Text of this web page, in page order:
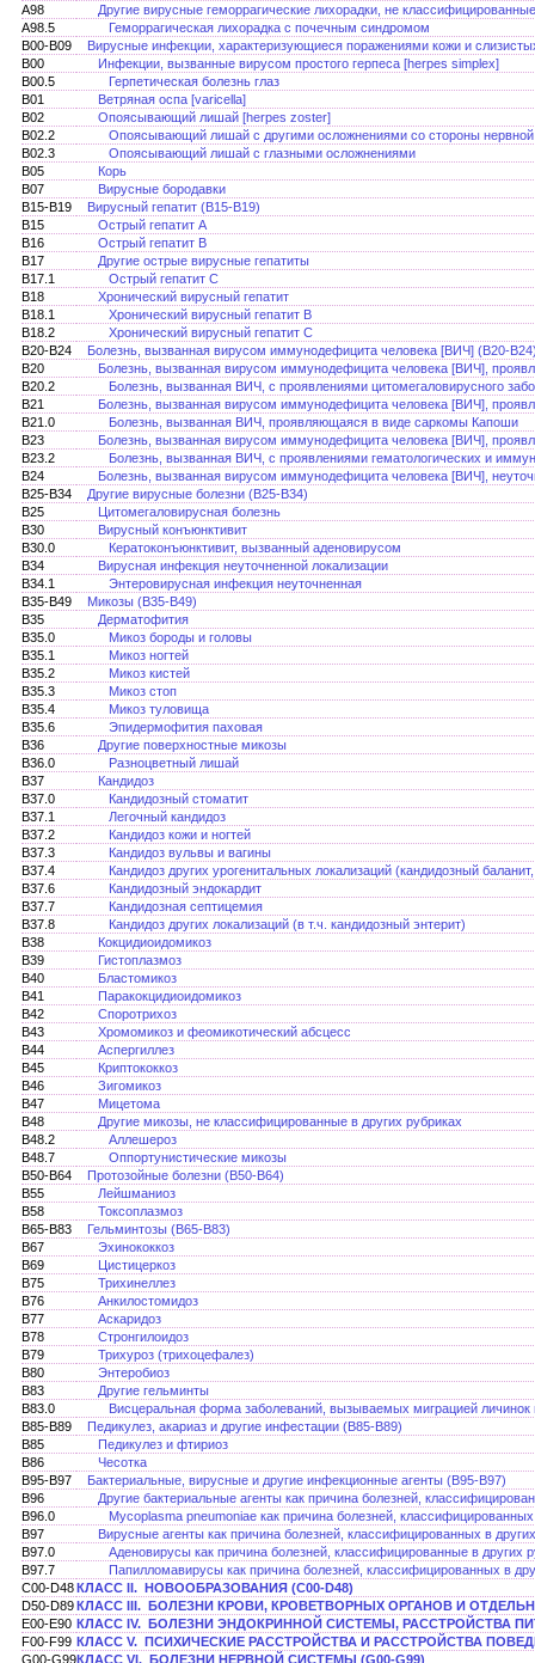
A98
Другие вирусные геморрагические лихорадки, не
A98.5
Геморрагическая лихорадка с почечным синдромом
B00-B09
Вирусные инфекции, характеризующиеся поражениями кожи и
B00
Инфекции, вызванные вирусом простого герпеса [herpes simplex]
B00.5
Герпетическая болезнь глаз
B01
Ветряная оспа [varicella]
B02
Опоясывающий лишай [herpes zoster]
B02.2
Опоясывающий лишай с другими осложнениями со стороны
B02.3
Опоясывающий лишай с глазными осложнениями
B05
Корь
B07
Вирусные бородавки
B15-B19
Вирусный гепатит (В15-В19)
B15
Острый гепатит А
B16
Острый гепатит В
B17
Другие острые вирусные гепатиты
B17.1
Острый гепатит С
B18
Хронический вирусный гепатит
B18.1
Хронический вирусный гепатит В
B18.2
Хронический вирусный гепатит С
B20-B24
Болезнь, вызванная вирусом иммунодефицита человека [ВИЧ] (B20-
B20
Болезнь, вызванная вирусом иммунодефицита человека [ВИЧ],
B20.2
Болезнь, вызванная ВИЧ, с проявлениями цитомегаловирусного
B21
Болезнь, вызванная вирусом иммунодефицита человека [ВИЧ],
B21.0
Болезнь, вызванная ВИЧ, проявляющаяся в виде саркомы Капоши
B23
Болезнь, вызванная вирусом иммунодефицита человека [ВИЧ],
B23.2
Болезнь, вызванная ВИЧ, с проявлениями гематологических и
B24
Болезнь, вызванная вирусом иммунодефицита человека [ВИЧ],
B25-B34
Другие вирусные болезни (В25-В34)
B25
Цитомегаловирусная болезнь
B30
Вирусный конъюнктивит
B30.0
Кератоконъюнктивит, вызванный аденовирусом
B34
Вирусная инфекция неуточненной локализации
B34.1
Энтеровирусная инфекция неуточненная
B35-B49
Микозы (В35-В49)
B35
Дерматофития
B35.0
Микоз бороды и головы
B35.1
Микоз ногтей
B35.2
Микоз кистей
B35.3
Микоз стоп
B35.4
Микоз туловища
B35.6
Эпидермофития паховая
B36
Другие поверхностные микозы
B36.0
Разноцветный лишай
B37
Кандидоз
B37.0
Кандидозный стоматит
B37.1
Легочный кандидоз
B37.2
Кандидоз кожи и ногтей
B37.3
Кандидоз вульвы и вагины
B37.4
Кандидоз других урогенитальных локализаций (кандидозный
B37.6
Кандидозный эндокардит
B37.7
Кандидозная септицемия
B37.8
Кандидоз других локализаций (в т.ч. кандидозный энтерит)
B38
Кокцидиоидомикоз
B39
Гистоплазмоз
B40
Бластомикоз
B41
Паракокцидиоидомикоз
B42
Споротрихоз
B43
Хромомикоз и феомикотический абсцесс
B44
Аспергиллез
B45
Криптококкоз
B46
Зигомикоз
B47
Мицетома
B48
Другие микозы, не классифицированные в других рубриках
B48.2
Аллешероз
B48.7
Оппортунистические микозы
B50-B64
Протозойные болезни (В50-В64)
B55
Лейшманиоз
B58
Токсоплазмоз
B65-B83
Гельминтозы (B65-B83)
B67
Эхинококкоз
B69
Цистицеркоз
B75
Трихинеллез
B76
Анкилостомидоз
B77
Аскаридоз
B78
Стронгилоидоз
B79
Трихуроз (трихоцефалез)
B80
Энтеробиоз
B83
Другие гельминты
B83.0
Висцеральная форма заболеваний, вызываемых миграцией личинок
B85-B89
Педикулез, акариаз и другие инфестации (B85-B89)
B85
Педикулез и фтириоз
B86
Чесотка
B95-B97
Бактериальные, вирусные и другие инфекционные агенты (B95-B97)
B96
Другие бактериальные агенты как причина болезней,
B96.0
Mycoplasma pneumoniae как причина болезней,
B97
Вирусные агенты как причина болезней, классифицированных в
B97.0
Аденовирусы как причина болезней, классифицированные в других
B97.7
Папилломавирусы как причина болезней, классифицированных в
C00-D48КЛАСС II. НОВООБРАЗОВАНИЯ (C00-D48)
D50-D89КЛАСС III. БОЛЕЗНИ КРОВИ, КРОВЕТВОРНЫХ ОРГАНОВ И
E00-E90 КЛАСС IV. БОЛЕЗНИ ЭНДОКРИННОЙ СИСТЕМЫ, РАССТРОЙСТВА
F00-F99 КЛАСС V. ПСИХИЧЕСКИЕ РАССТРОЙСТВА И РАССТРОЙСТВА
G00-G99КЛАСС VI. БОЛЕЗНИ НЕРВНОЙ СИСТЕМЫ (G00-G99)